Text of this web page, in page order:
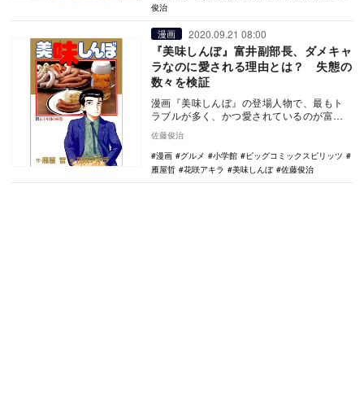
俊治
漫画 2020.09.21 08:00
『美味しんぼ』富井副部長、ダメキャ
ラなのに愛される理由とは？ 失態の
数々を検証
漫画『美味しんぼ』の登場人物で、最もト
ラブルが多く、かつ愛されているのが富井
副部長だ。大手の東西新聞社文化部で副部
長を務める人物…
佐藤俊治
漫画
グルメ 小学館
ビッグコミックスピリッツ
雁屋哲
花咲アキラ 美味しんぼ 佐藤俊治